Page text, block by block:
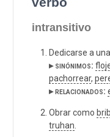
intransitivo
Dedicarse a
▸ sinónimos:
pachorrear,
▸ relacionados:
Obrar como
truhan